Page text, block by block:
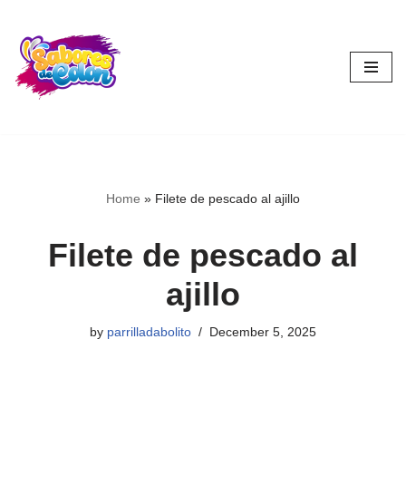
Skip
to
content
Home » Filete de pescado al ajillo
Filete de pescado al
ajillo
by parrilladabolito December 5, 2025